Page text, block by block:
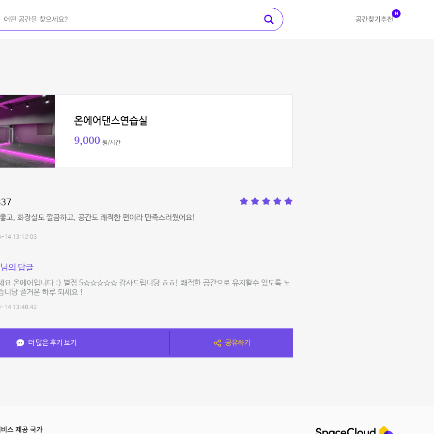
공간찾기 추천
N
온에어댄스연습실
9,000 원/시간
고, 화장실도 깔끔하고, 공간도 쾌적한 편이라 만족스러웠어요!
14 13:12:03
의 답글
요 온에어입니다 :) 별점 5☆☆☆☆☆ 감사드립니당 ㅎㅎ! 쾌적한 공간으로 유지할수 있도록 노
니당 즐거운 하루 되세요 !
14 13:48:42
더 많은 후기 보기 공유하기
스 제공 국가